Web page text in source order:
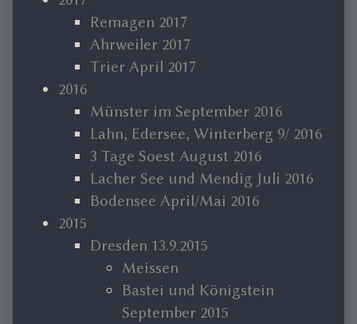
Remagen 2017
Ahrweiler 2017
Trier April 2017
2016
Münster im September 2016
Lahn, Edersee, Winterberg 9/ 2016
3 Tage Soest August 2016
Lacher See und Mendig Juli 2016
Bodensee April/Mai 2016
2015
Dresden 13.9.2015
Meissen
Bastei und Königstein
September 2015